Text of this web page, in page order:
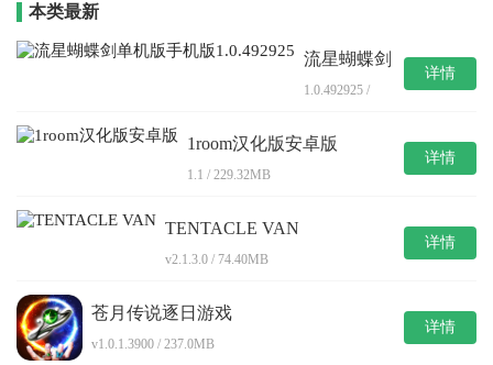
本类最新
流星蝴蝶剑
版1.0.492925
1.0.492925 /
详情
1room汉化版安卓版
1.1 / 229.32MB
详情
TENTACLE VAN
v2.1.3.0 / 74.40MB
详情
苍月传说逐日游戏
v1.0.1.3900 / 237.0MB
详情